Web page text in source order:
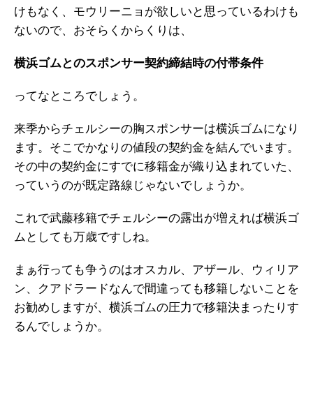
けもなく、モウリーニョが欲しいと思っているわけも
ないので、おそらくからくりは、
横浜ゴムとのスポンサー契約締結時の付帯条件
ってなところでしょう。
来季からチェルシーの胸スポンサーは横浜ゴムになり
ます。そこでかなりの値段の契約金を結んでいます。
その中の契約金にすでに移籍金が織り込まれていた、
っていうのが既定路線じゃないでしょうか。
これで武藤移籍でチェルシーの露出が増えれば横浜ゴ
ムとしても万歳ですしね。
まぁ行っても争うのはオスカル、アザール、ウィリア
ン、クアドラードなんで間違っても移籍しないことを
お勧めしますが、横浜ゴムの圧力で移籍決まったりす
るんでしょうか。